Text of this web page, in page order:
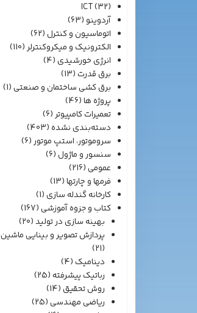
ICT(32)
آردوینو(63)
اتوماسیون و کنترل(62)
الکترونیک و میکروکنترلر(110)
انرژی خورشیدی(4)
برق قدرت(13)
برق کشی ساختمان و صنعتی(1)
پروژه ها(46)
تعمیرات کامپیوتر(6)
دسته‌بندی نشده(403)
سروموتور، استپ موتور(6)
سنسور و ماژول(6)
عمومی(216)
فرمها و چارتها(13)
کارخانه گندله سازی(1)
کتاب و جزوه آموزشی(167)
بهینه سازی در تولید(20)
پردازش تصویر و بینایی ماشین
(21)
دینامیک(4)
رباتیک پیشرفته(25)
روش تحقیق(14)
ریاضی مهندسی(25)